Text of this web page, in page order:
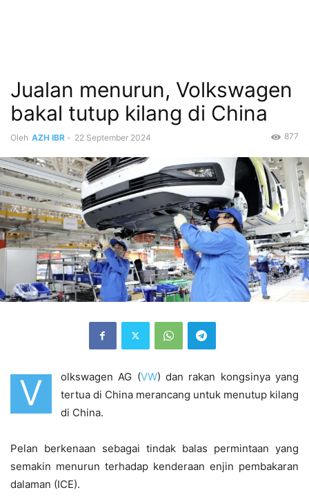
Jualan menurun, Volkswagen
bakal tutup kilang di China
Oleh AZH IBR - 22 September 2024 877
V olkswagen AG (VW) dan rakan kongsinya yang
tertua di China merancang untuk menutup kilang
di China.
Pelan berkenaan sebagai tindak balas permintaan yang
semakin menurun terhadap kenderaan enjin pembakaran
dalaman (ICE).